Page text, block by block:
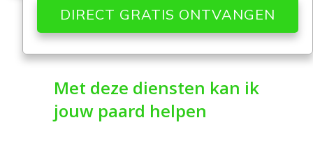
Met deze diensten kan ik
jouw paard helpen
DIRECT GRATIS ONTVANGEN